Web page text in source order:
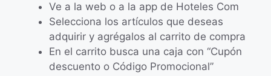
Ve a la web o a la app de Hoteles Com
Selecciona los artículos que deseas
adquirir y agrégalos al carrito de compra
En el carrito busca una caja con “Cupón
descuento o Código Promocional”